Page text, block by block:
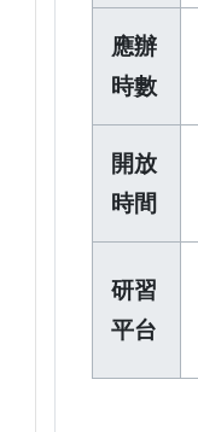
應辦
時數
開放
時間
研習
平台